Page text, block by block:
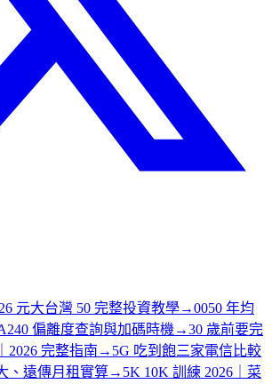
元大台灣 50 完整投資教學→0050 年均
偏離度查詢與加碼時機 →30 歲前要完
2026 完整指南 → 5G 吃到飽三家電信比較
、遠傳月租實算→ 5K 10K 訓練 2026｜菜